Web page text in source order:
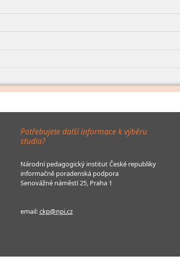
Potřebujete další informace k výběru
studia?
Národní pedagogický institut České republiky
informačně poradenská podpora
Senovážné náměstí 25, Praha 1
email:ckp@npi.cz